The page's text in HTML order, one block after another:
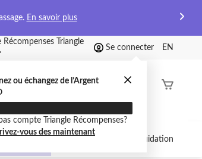
En savoir plus
Triangle
Se connecter
ou échangez de l’Argent
compte Triangle Récompenses?
vous des maintenant
EN
État de
pour
Liquidation